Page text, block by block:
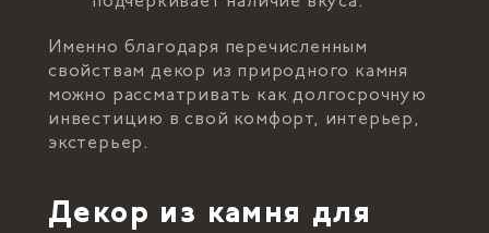
Именно благодаря перечисленным
свойствам декор из природного камня
можно рассматривать как долгосрочную
инвестицию в свой комфорт, интерьер,
экстерьер.
Декор из камня для